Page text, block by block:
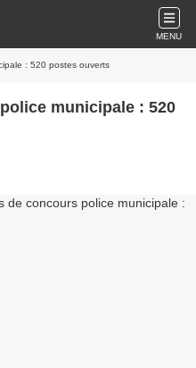
MENU
: 520 postes ouverts
municipale : 520